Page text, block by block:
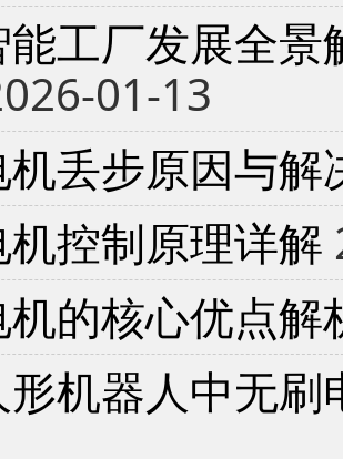
工厂发展全
01-13
丢步原因与解
控制原理详解
的核心优点解
机器人中无